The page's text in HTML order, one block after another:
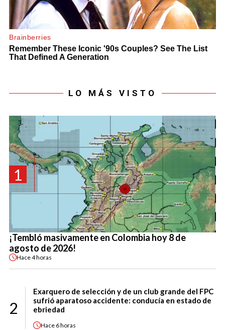
LO MÁS VISTO
1
¡Tembló masivamente en Colombia hoy 8 de
agosto de 2026!
Hace4 horas
2
Exarquero de selección y de un club grande del FPC
sufrió aparatoso accidente: conducía en estado de
ebriedad
Hace 6 horas